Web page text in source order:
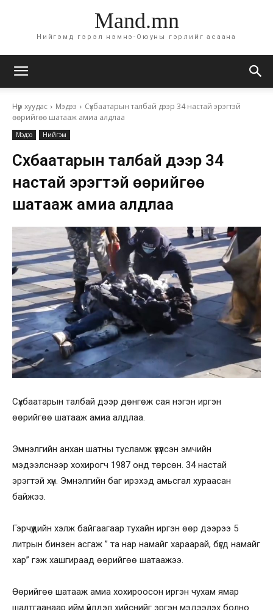
Mand.mn
Нийгэмд гэрэл нэмнэ-Оюуны гэрлийг асаана
Нүүр хуудас Мэдээ
Сүхбаатарын талбай дээр 34 настай эрэгтэй
өөрийгөө шатааж амиа алдлаа
Мэдээ Нийгэм
Сүхбаатарын талбай дээр 34
настай эрэгтэй өөрийгөө
шатааж амиа алдлаа
Сүхбаатарын талбай дээр дөнгөж сая нэгэн иргэн
өөрийгөө шатааж амиа алдлаа.
Эмнэлгийн анхан шатны тусламж үзүүлсэн эмчийн
мэдээлснээр хохирогч 1987 онд төрсөн. 34 настай
эрэгтэй хүн. Эмнэлгийн баг ирэхэд амьсгал хураасан
байжээ.
Гэрчүүдийн хэлж байгаагаар тухайн иргэн өөр дээрээ 5
литрын бинзен асгаж ” та нар намайг хараарай, бүгд намайг
хар” гэж хашгираад өөрийгөө шатаажээ.
Өөрийгөө шатааж амиа хохироосон иргэн чухам ямар
шалтгаанаар ийм үйлдэл хийснийг эргэн мэдээлэх болно.